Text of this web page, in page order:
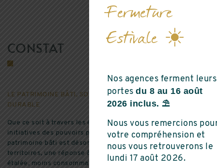
CONSTAT
LE PATRIMOINE BÂTI, SOURCE DE DÉVELOPPEMENT
DURABLE
Que ce soit à travers les évolutions réglementaires ou les
initiatives des pouvoirs publics, la réhabilitation du
patrimoine bâti est désormais un enjeu majeur pour nos
territoires, une réponse à la nécessité d’une ville moins
étalée, moins consommatrice d’espaces et de matériaux.
Fermeture
Estivale ☀️
Nos agences ferment leurs
portesdu 8 au 16 août
2026 inclus. ⛱️
Nous vous remercions
votre compréhension et
nous vous retrouverons le
lundi 17 août 2026.